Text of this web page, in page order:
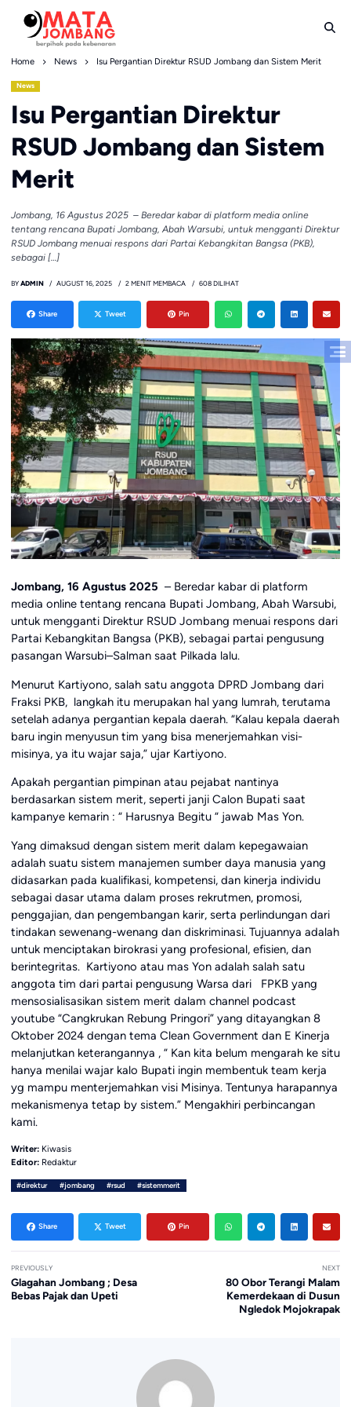
content
Home News Isu Pergantian Direktur RSUD Jombang dan Sistem Merit
News
Isu Pergantian Direktur
RSUD Jombang dan Sistem
Merit
Jombang, 16 Agustus 2025 – Beredar kabar di platform media online
tentang rencana Bupati Jombang, Abah Warsubi, untuk mengganti Direktur
RSUD Jombang menuai respons dari Partai Kebangkitan Bangsa (PKB),
sebagai […]
BY ADMIN AUGUST 16, 2025 2 MENIT MEMBACA 608 DILIHAT
Share Tweet Pin
Jombang, 16 Agustus 2025 – Beredar kabar di platform
media online tentang rencana Bupati Jombang, Abah Warsubi,
untuk mengganti Direktur RSUD Jombang menuai respons dari
Partai Kebangkitan Bangsa (PKB), sebagai partai pengusung
pasangan Warsubi–Salman saat Pilkada lalu.
Menurut Kartiyono, salah satu anggota DPRD Jombang dari
Fraksi PKB, langkah itu merupakan hal yang lumrah, terutama
setelah adanya pergantian kepala daerah. “Kalau kepala daerah
baru ingin menyusun tim yang bisa menerjemahkan visi-
misinya, ya itu wajar saja,” ujar Kartiyono.
Apakah pergantian pimpinan atau pejabat nantinya
berdasarkan sistem merit, seperti janji Calon Bupati saat
kampanye kemarin : “ Harusnya Begitu “ jawab Mas Yon.
Yang dimaksud dengan sistem merit dalam kepegawaian
adalah suatu sistem manajemen sumber daya manusia yang
didasarkan pada kualifikasi, kompetensi, dan kinerja individu
sebagai dasar utama dalam proses rekrutmen, promosi,
penggajian, dan pengembangan karir, serta perlindungan dari
tindakan sewenang-wenang dan diskriminasi. Tujuannya adalah
untuk menciptakan birokrasi yang profesional, efisien, dan
berintegritas. Kartiyono atau mas Yon adalah salah satu
anggota tim dari partai pengusung Warsa dari FPKB yang
mensosialisasikan sistem merit dalam channel podcast
youtube “Cangkrukan Rebung Pringori” yang ditayangkan 8
Oktober 2024 dengan tema Clean Government dan E Kinerja
melanjutkan keterangannya , “ Kan kita belum mengarah ke situ
hanya menilai wajar kalo Bupati ingin membentuk team kerja
yg mampu menterjemahkan visi Misinya. Tentunya harapannya
mekanismenya tetap by sistem.” Mengakhiri perbincangan
kami.
Writer: Kiwasis
Editor: Redaktur
#direktur #jombang #rsud #sistemmerit
Share Tweet Pin
PREVIOUSLY
Glagahan Jombang ; Desa
Bebas Pajak dan Upeti
NEXT
80 Obor Terangi Malam
Kemerdekaan di Dusun
Ngledok Mojokrapak